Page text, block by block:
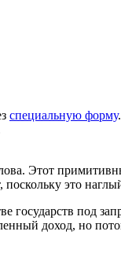
специальную форму
Этот
это
под
доход, но